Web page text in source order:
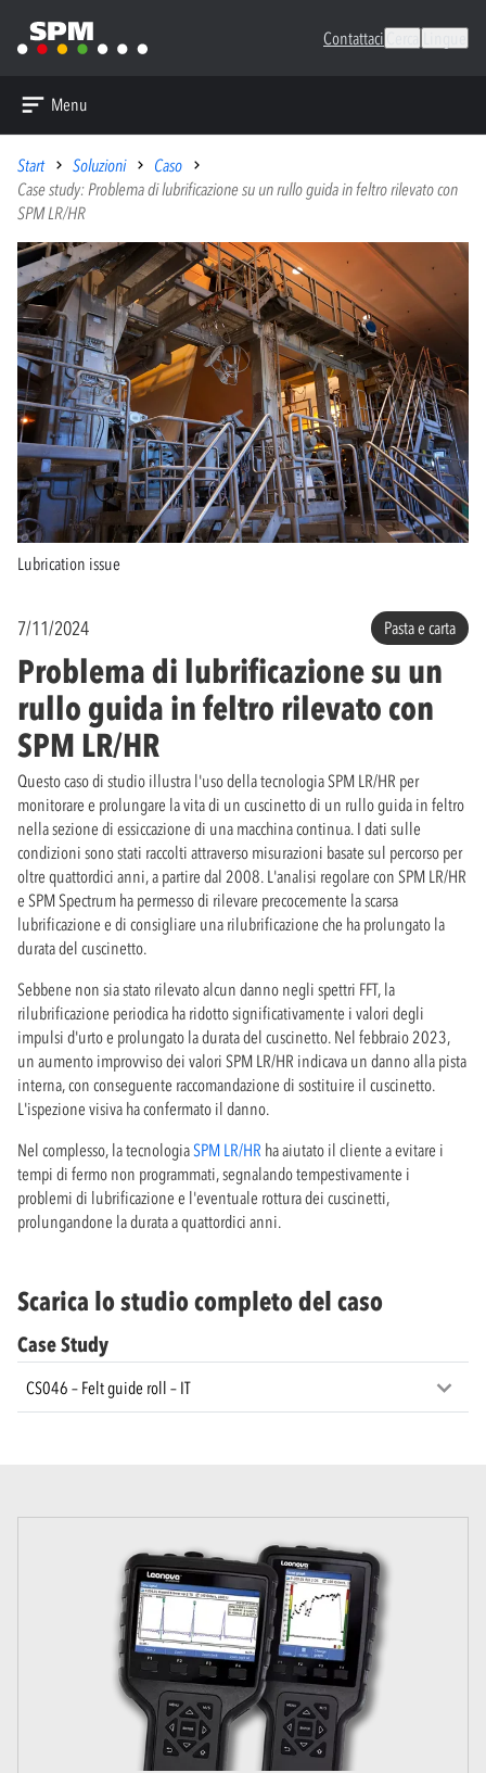
Contattaci
Menu
Start Soluzioni
Caso
Case study: Problema di lubrificazione su un rullo guida in feltro rilevato con
SPM LR/HR
Lubrication issue
7/11/2024 Pasta e carta
Problema di lubrificazione su un
rullo guida in feltro rilevato con
SPM LR/HR
Questo caso di studio illustra l'uso della tecnologia SPM LR/HR per
monitorare e prolungare la vita di un cuscinetto di un rullo guida in feltro
nella sezione di essiccazione di una macchina continua. I dati sulle
condizioni sono stati raccolti attraverso misurazioni basate sul percorso per
oltre quattordici anni, a partire dal 2008. L'analisi regolare con SPM LR/HR
e SPM Spectrum ha permesso di rilevare precocemente la scarsa
lubrificazione e di consigliare una rilubrificazione che ha prolungato la
durata del cuscinetto.
Sebbene non sia stato rilevato alcun danno negli spettri FFT, la
rilubrificazione periodica ha ridotto significativamente i valori degli
impulsi d'urto e prolungato la durata del cuscinetto. Nel febbraio 2023,
un aumento improvviso dei valori SPM LR/HR indicava un danno alla pista
interna, con conseguente raccomandazione di sostituire il cuscinetto.
L'ispezione visiva ha confermato il danno.
Nel complesso, la tecnologiaSPM LR/HR ha aiutato il cliente a evitare i
tempi di fermo non programmati, segnalando tempestivamente i
problemi di lubrificazione e l'eventuale rottura dei cuscinetti,
prolungandone la durata a quattordici anni.
Scarica lo studio completo del caso
Case Study
CS046 – Felt guide roll – IT